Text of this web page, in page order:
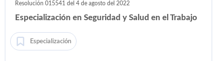
Resolución 015541 del 4 de agosto del 2022
Especialización en Seguridad y Salud en el Trabajo
Especialización